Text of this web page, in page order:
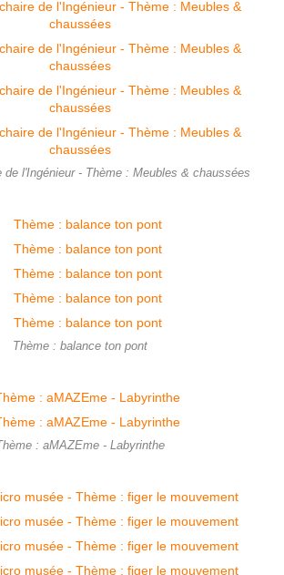
de l'Ingénieur - Thème : Meubles & chaussées
Thème : balance ton pont
: aMAZEme - Labyrinthe